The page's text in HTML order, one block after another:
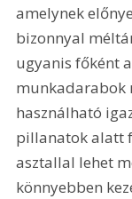
amelynek
bizonnyal
ugyanis főként
munkadarabok
használható
pillanatok alatt
asztallal lehet
könnyebben